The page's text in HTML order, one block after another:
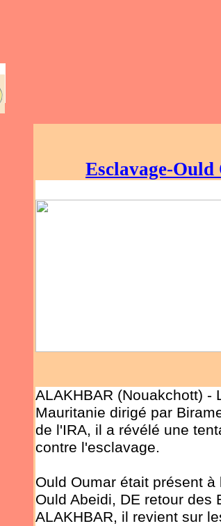
Esclavage-
ALAKHBAR (Nouakchott) -
Mauritanie dirigé par
de l'IRA, il a révélé une
contre l'esclavage.
Ould Oumar était présent
Ould Abeidi, DE retour des
ALAKHBAR, il revient sur